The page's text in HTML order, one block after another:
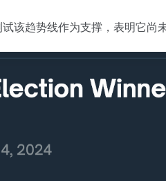
该趋势线作为支撑，表明它尚